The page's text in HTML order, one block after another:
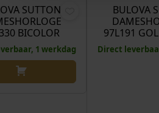
SUTTON
BICOLOR
1 werkdag
BULOVA
97L191
Direct